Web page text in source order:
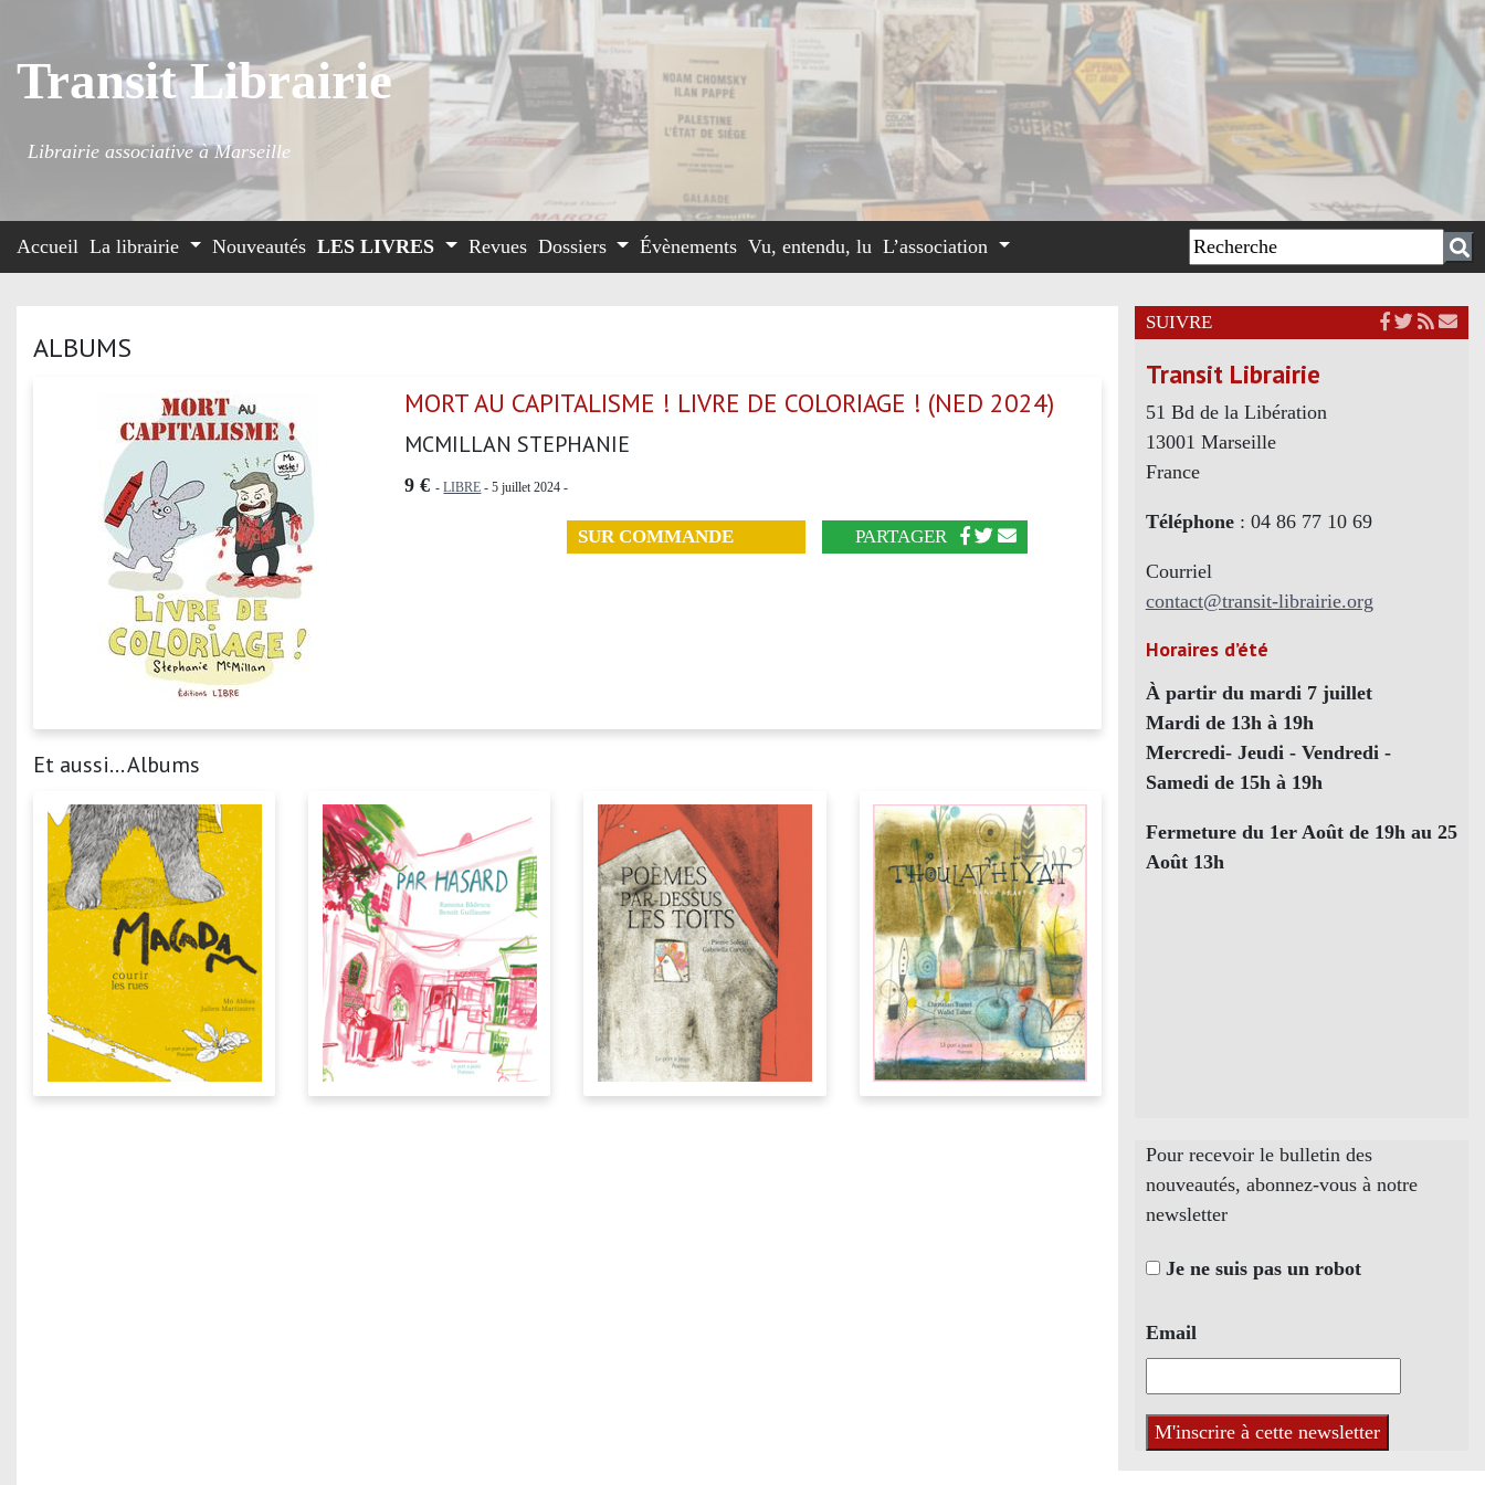
Transit Librairie
Librairie associative à Marseille
Accueil La librairie Nouveautés LES LIVRES Revues Dossiers Évènements Vu, entendu, lu L’association
ALBUMS
MORT AU CAPITALISME ! LIVRE DE COLORIAGE ! (NED 2024)
MCMILLAN STEPHANIE
9 € -LIBRE - 5 juillet 2024 -
SUR COMMANDE PARTAGER
Et aussi... Albums
SUIVRE
Transit Librairie
51 Bd de la Libération
13001 Marseille
France
Téléphone: 04 86 77 10 69
Courriel
contact@transit-librairie.org
Horaires d’été
À partir du mardi 7 juillet
Mardi de 13h à 19h
Mercredi- Jeudi - Vendredi -
Samedi de 15h à 19h
Fermeture du 1er Août de 19h au 25
Août 13h
Pour recevoir le bulletin des
nouveautés, abonnez-vous à notre
newsletter
Je ne suis pas un robot
Email